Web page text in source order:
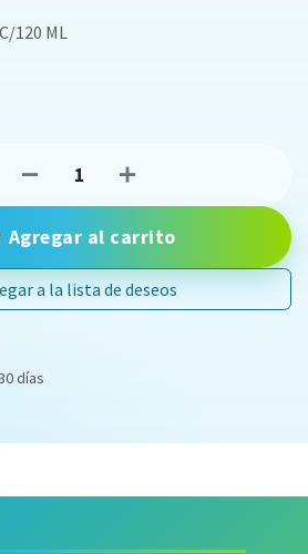
120 ML
Agregar al carrito
a la lista de deseos
días